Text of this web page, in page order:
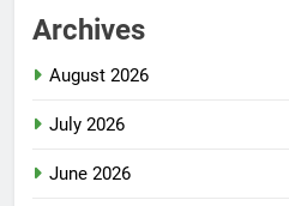
Archives
August 2026
July 2026
June 2026